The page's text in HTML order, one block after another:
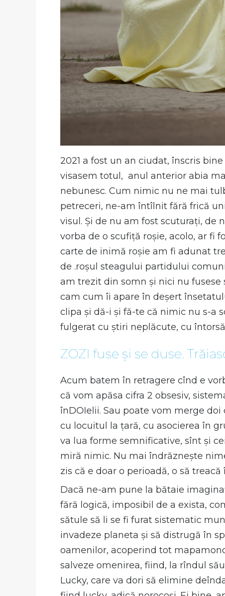
2021 a fost un an ciudat, înscris
visasem totul, anul anterior abia
nebunesc. Cum nimic nu ne mai
petreceri, ne-am întîlnit fără frică
visul. Și de nu am fost scuturați, de
vorba de o scufiță roșie, acolo, ar fi
carte de inimă roșie am fi adunat
de .roșul steagului partidului
am trezit din somn și nici nu fusese
cam cum îi apare în deșert
clipa și dă-i și fă-te că nimic nu s-a
fulgerat cu știri neplăcute, cu
ZOZI fuse și se duse.
Acum batem în retragere cînd e
că vom apăsa cifra 2 obsesiv,
înDOIelii. Sau poate vom merge
cu locuitul la țară, cu asocierea în
va lua forme semnificative, sînt și
miră nimic. Nu mai îndrăznește
zis că e doar o perioadă, o să
Dacă ne-am pune la bătaie
fără logică, imposibil de a exista,
sătule să li se fi furat sistematic
invadeze planeta și să distrugă în
oamenilor, acoperind tot
salveze omenirea, fiind, la rîndul
Lucky, care va dori să elimine